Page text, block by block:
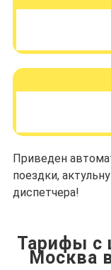
Приведен
поездки,
диспетчера!
Тарифы с
Москва